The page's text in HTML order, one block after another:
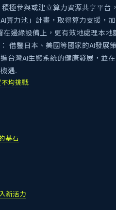
極參與或建立算力資源共享平台
算力池」計畫，取得算力支援，
邊緣設備上，更有效地處理本地
借鑒日本、美國等國家的AI發展
台灣AI生態系統的健康發展，並
遇.
均挑戰
基石
新活力